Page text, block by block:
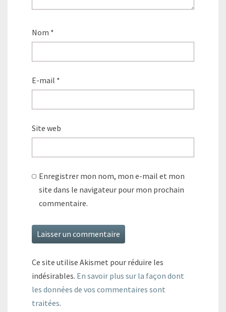
Nom *
E-mail *
Site web
Enregistrer mon nom, mon e-mail et mon
site dans le navigateur pour mon prochain
commentaire.
Ce site utilise Akismet pour réduire les
indésirables. En savoir plus sur la façon dont
les données de vos commentaires sont
traitées.